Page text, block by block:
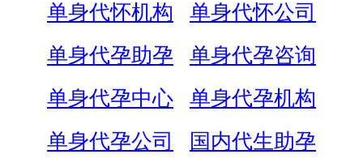
单身代怀机构
单身代怀公司
单身代孕助孕
单身代孕咨询
单身代孕中心
单身代孕机构
单身代孕公司
国内代生助孕